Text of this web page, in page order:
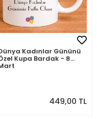
Kadınlar Gününü
Kupa Bardak - 8
449,00 TL